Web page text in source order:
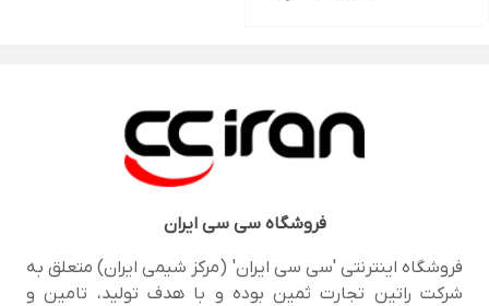
فروشگاهسی سی ایران
فروشگاه اینترنتی 'سی سی ایران' (مرکز شیمی ایران) متعلق به
شرکت راتین تجارت ثمین بوده و با هدف تولید، تامین و